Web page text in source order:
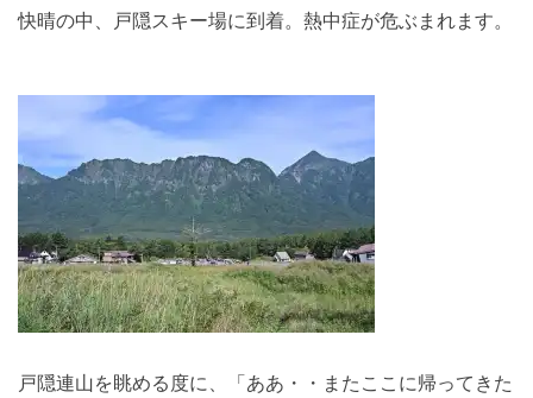
快晴の中、戸隠スキー場に到着。熱中症が危ぶまれます。
戸隠連山を眺める度に、「ああ・・またここに帰ってきた